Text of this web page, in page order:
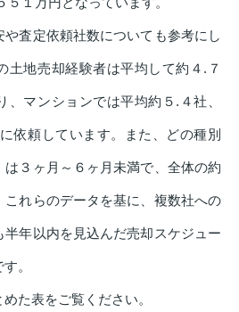
や査定依頼社数についても参考にし
土地売却経験者は平均して約４.７
、マンションでは平均約５.４社、
依頼しています。また、どの種別
３ヶ月～６ヶ月未満で、全体の約
これらのデータを基に、複数社への
年以内を見込んだ売却スケジュー
。
た表をご覧ください。